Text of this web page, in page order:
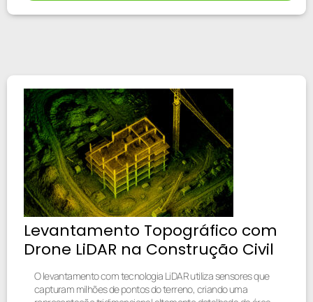
Levantamento Topográfico com
Drone LiDAR na Construção Civil
O levantamento com tecnologia LiDAR utiliza sensores que
capturam milhões de pontos do terreno, criando uma